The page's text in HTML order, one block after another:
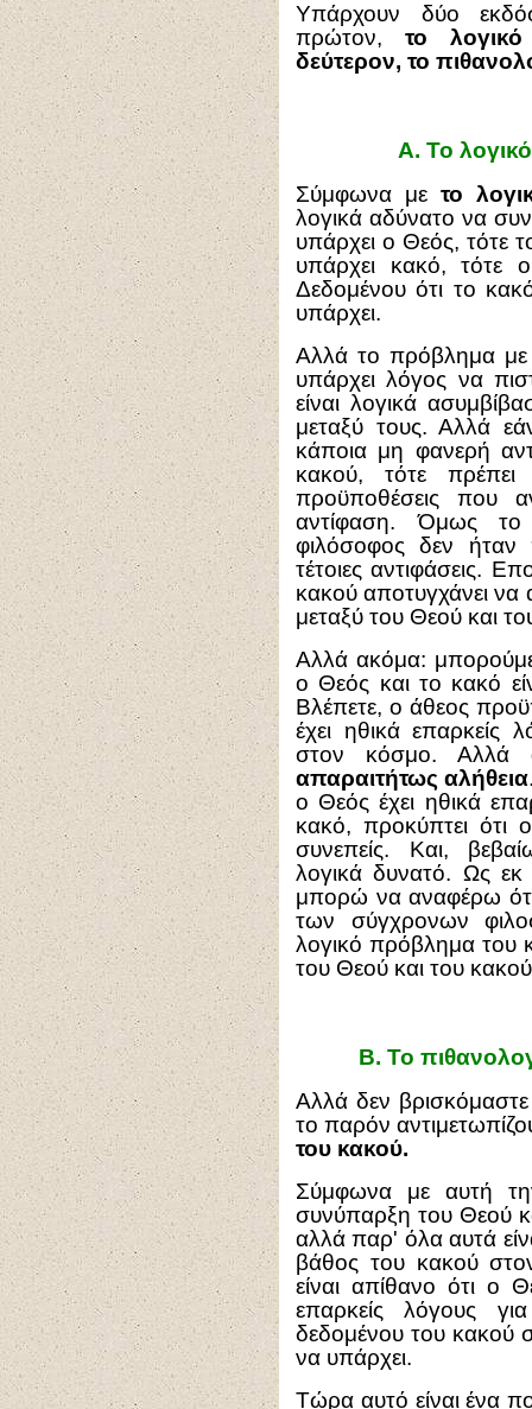
Υπάρχουν δύο
πρώτον, το
δεύτερον, το
Α. Το
Σύμφωνα με το
λογικά αδύνατο να
υπάρχει ο Θεός, τότε
υπάρχει κακό, τότε
Δεδομένου ότι το
υπάρχει.
Αλλά το πρόβλημα με
υπάρχει λόγος να
είναι λογικά
μεταξύ τους. Αλλά
κάποια μη φανερή
κακού, τότε
προϋποθέσεις που
αντίφαση. Όμως το
φιλόσοφος δεν ήταν
τέτοιες αντιφάσεις.
κακού αποτυγχάνει να
μεταξύ του Θεού και
Αλλά ακόμα:
ο Θεός και το κακό
Βλέπετε, ο άθεος
έχει ηθικά επαρκείς
στον κόσμο. Αλλά
απαραιτήτως αλήθεια
ο Θεός έχει ηθικά
κακό, προκύπτει ότι
συνεπείς. Και,
λογικά δυνατό. Ως εκ
μπορώ να αναφέρω
των σύγχρονων
λογικό πρόβλημα του
του Θεού και του
Β. Το
Αλλά δεν
το παρόν
του κακού.
Σύμφωνα με αυτή
συνύπαρξη του Θεού
αλλά παρ' όλα αυτά
βάθος του κακού
είναι απίθανο ότι ο
επαρκείς λόγους
δεδομένου του κακού
να υπάρχει.
Τώρα αυτό είναι ένα